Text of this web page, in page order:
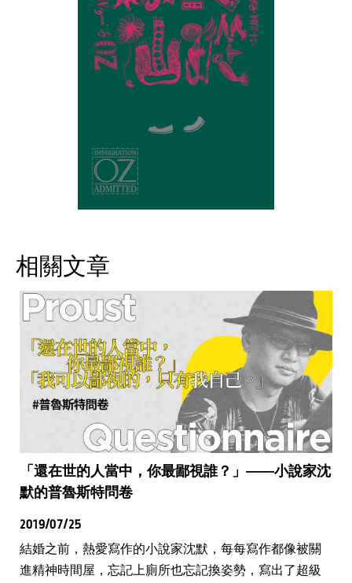
相關文章
「還在世的人當中，你最鄙視誰？」——小說家沈
默的普魯斯特問卷
2019/07/25
結婚之前，熱愛寫作的小說家沈默，每每寫作都像被關
進精神時間屋，忘記上廁所也忘記換姿勢，寫出了超級